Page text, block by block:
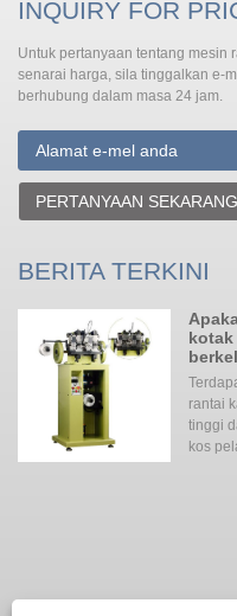
INQUIRY FOR
Untuk pertanyaan tentang mesin
senarai harga, sila tinggalkan e-
berhubung dalam masa 24 jam.
PERTANYAAN SEKARANG
BERITA TERKINI
rantai
tinggi
kos